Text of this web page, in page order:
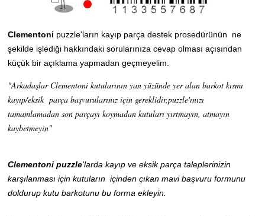
Clementoni puzzle'ların kayıp parça destek prosedürünün ne
şekilde işlediği hakkındaki sorularınıza cevap olması açısından
küçük bir açıklama yapmadan geçmeyelim.
"Arkadaşlar Clementoni kutularının yan yüzünde yer alan barkot kısmı
kayıp/eksik parça başvurularınız için gereklidir,puzzle'ınızı
tamamlamadan son parçayı koymadan kutuları yırtmayın, atmayın
kaybetmeyin"
Clementoni puzzle'larda kayıp ve eksik parça taleplerinizin
karşılanması için kutuların içinden çıkan mavi başvuru formunu
doldurup kutu barkotunu bu forma ekleyin.